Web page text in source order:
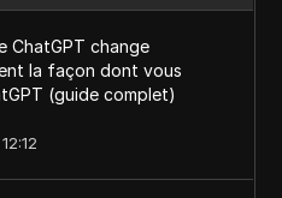
ChatGPT change
la façon dont vous
(guide complet)